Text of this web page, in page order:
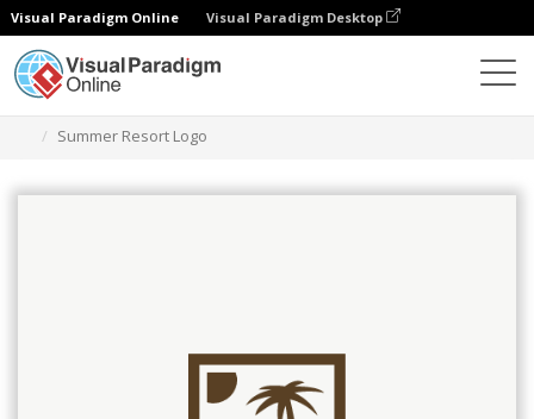
Visual Paradigm Online Visual Paradigm Desktop
Summer Resort Logo